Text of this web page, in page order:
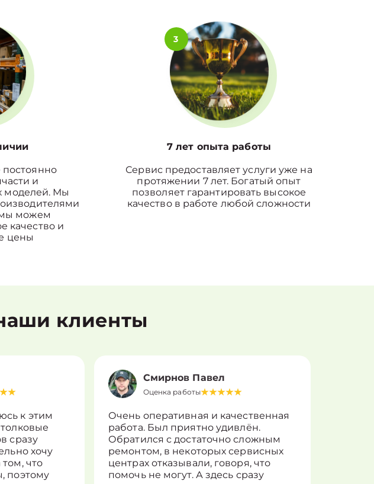
и
моделей. Мы
мы можем
качество и
цены
3
7 лет опыта работы
Сервис предоставляет услуги уже на
протяжении 7 лет. Богатый опыт
позволяет гарантировать высокое
качество в работе любой сложности
клиенты
к этим
сразу
хочу
что
поэтому
Смирнов Павел
Оценка работы
Очень оперативная и качественная
работа. Был приятно удивлён.
Обратился с достаточно сложным
ремонтом, в некоторых сервисных
центрах отказывали, говоря, что
помочь не могут. А здесь сразу